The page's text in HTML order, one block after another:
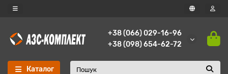
+38 (066) 029-16-96
+38 (098) 654-62-72
Каталог